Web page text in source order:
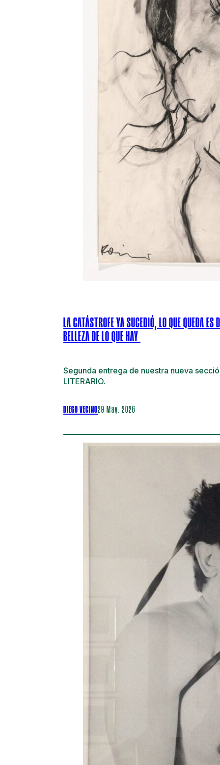
LA CATÁSTROFE YA SUCEDIÓ, LO QUE QUEDA ES
BELLEZA DE LO QUE HAY
Segunda entrega de nuestra nueva
LITERARIO.
DIEGO VECINO29 May. 2026